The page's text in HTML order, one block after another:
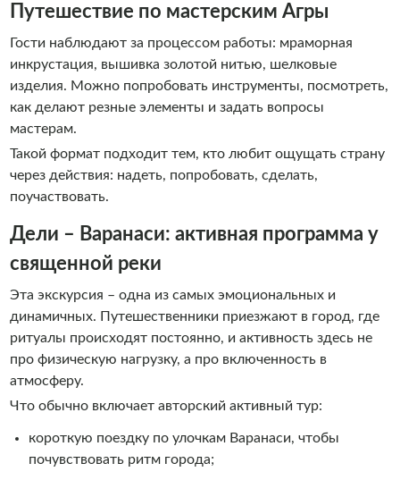
Путешествие по мастерским Агры
Гости наблюдают за процессом работы: мраморная
инкрустация, вышивка золотой нитью, шелковые
изделия. Можно попробовать инструменты, посмотреть,
как делают резные элементы и задать вопросы
мастерам.
Такой формат подходит тем, кто любит ощущать страну
через действия: надеть, попробовать, сделать,
поучаствовать.
Дели – Варанаси: активная программа у
священной реки
Эта экскурсия – одна из самых эмоциональных и
динамичных. Путешественники приезжают в город, где
ритуалы происходят постоянно, и активность здесь не
про физическую нагрузку, а про включенность в
атмосферу.
Что обычно включает авторский активный тур:
короткую поездку по улочкам Варанаси, чтобы
почувствовать ритм города;